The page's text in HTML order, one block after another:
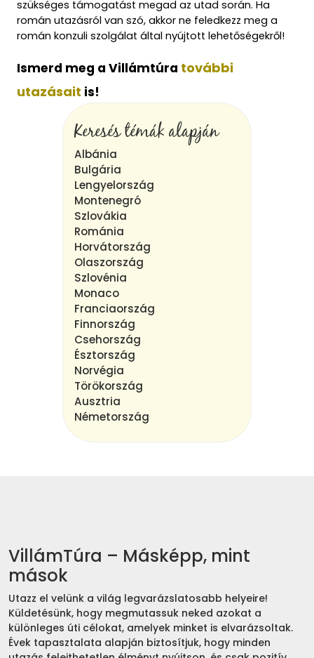
szükséges támogatást megad az utad során. Ha
román utazásról van szó, akkor ne feledkezz meg a
román konzuli szolgálat által nyújtott lehetőségekről!
Ismerd meg a Villámtúra további
utazásait is!
Keresés témák alapján
Albánia
Bulgária
Lengyelország
Montenegró
Szlovákia
Románia
Horvátország
Olaszország
Szlovénia
Monaco
Franciaország
Finnország
Csehország
Észtország
Norvégia
Törökország
Ausztria
Németország
VillámTúra – Másképp, mint
mások
Utazz el velünk a világ legvarázslatosabb helyeire!
Küldetésünk, hogy megmutassuk neked azokat a
különleges úti célokat, amelyek minket is elvarázsoltak.
Évek tapasztalata alapján biztosítjuk, hogy minden